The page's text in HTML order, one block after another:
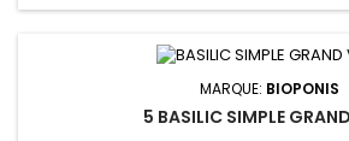
MARQUE: BIOPONIS
5 BASILIC SIMPLE